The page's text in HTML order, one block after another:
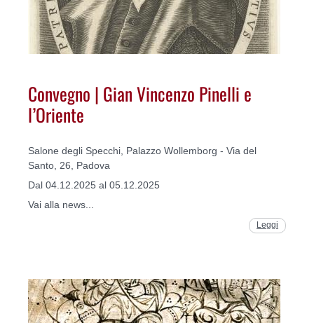
Convegno | Gian Vincenzo Pinelli e
l’Oriente
Salone degli Specchi, Palazzo Wollemborg - Via del
Santo, 26, Padova
Dal 04.12.2025 al 05.12.2025
Vai alla news...
Leggi